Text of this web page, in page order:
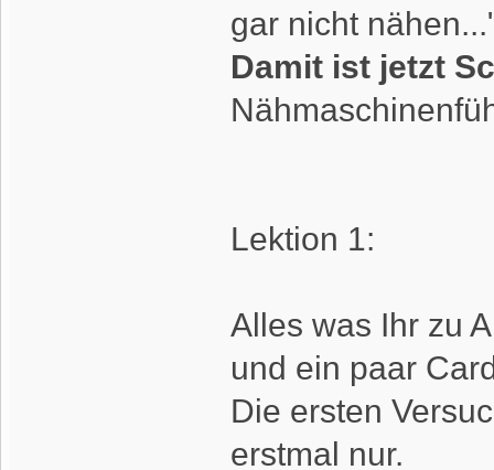
gar nicht
Damit ist jetzt
Lektion 1:
Alles was Ihr zu
und ein paar
Die ersten
erstmal nur.